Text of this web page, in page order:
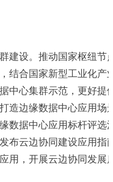
建设。推动国家枢纽节
结合国家新型工业化产
中心集群示范，更好提
造边缘数据中心应用场
数据中心应用标杆评选
布云边协同建设应用指
用，开展云边协同发展